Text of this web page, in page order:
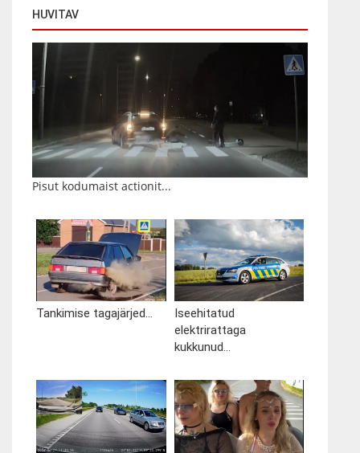
HUVITAV
Pisut kodumaist actionit...
Tankimise tagajärjed...
Iseehitatud
elektrirattaga
kukkunud...